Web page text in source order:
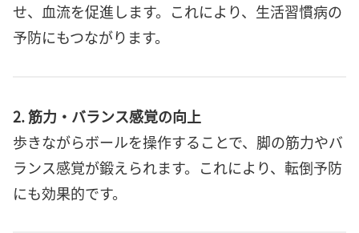
せ、血流を促進します。これにより、生活習慣病の
予防にもつながります。
2. 筋力・バランス感覚の向上
歩きながらボールを操作することで、脚の筋力やバ
ランス感覚が鍛えられます。これにより、転倒予防
にも効果的です。